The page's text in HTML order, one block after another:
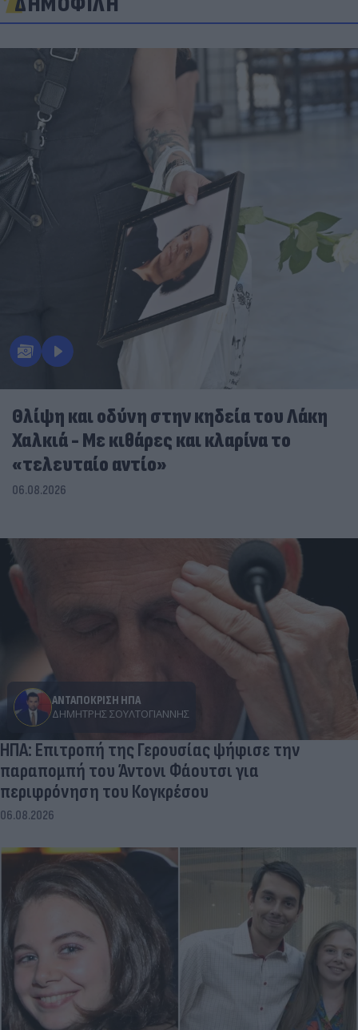
Θλίψη και οδύνη στην κηδεία του Λάκη
Χαλκιά - Με κιθάρες και κλαρίνα το
«τελευταίο αντίο»
06.08.2026
ΑΝΤΑΠΟΚΡΙΣΗ ΗΠΑ
ΔΗΜΉΤΡΗΣ ΣΟΥΛΤΟΓΙΆΝΝΗΣ
ΗΠΑ: Επιτροπή της Γερουσίας ψήφισε την
παραπομπή του Άντονι Φάουτσι για
περιφρόνηση του Κογκρέσου
06.08.2026